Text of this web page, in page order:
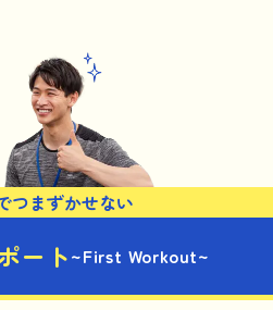
ート~First Workout~
つまずかせない